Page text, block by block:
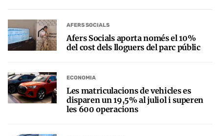
AFERS SOCIALS
Afers Socials aporta només el 10%
del cost dels lloguers del parc públic
ECONOMIA
Les matriculacions de vehicles es
disparen un 19,5% al juliol i superen
les 600 operacions